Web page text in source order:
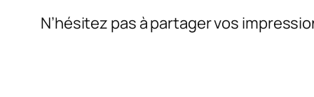
N’hésitez pas à partager vos